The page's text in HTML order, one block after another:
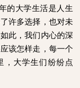
的大学生活是人生
许多选择，也对未
此，我们内心的深
该怎样走，每一个
，大学生们纷纷点